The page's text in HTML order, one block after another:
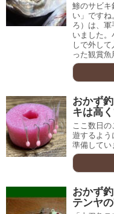
鯵のサビキ
い」ですね
ろ）は、
いました
しで外し
った観賞魚
おかず
キは高
ここ数日
遊するよう
準備してい
おかず
テンヤ